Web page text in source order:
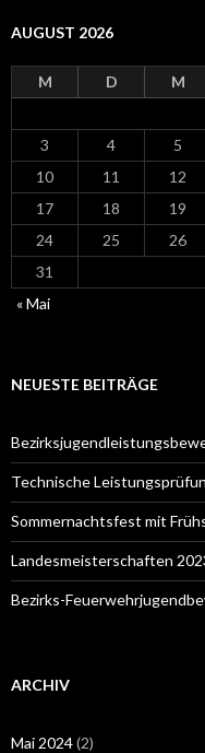
AUGUST 2026
M D M
3
4 5
10
11 12
17
18 19
24
25 26
31
« Mai
NEUESTE BEITRÄGE
Technische
Sommernachtsfest mit
Landesmeisterschaften
Bezirks-
ARCHIV
Mai 2024(2)